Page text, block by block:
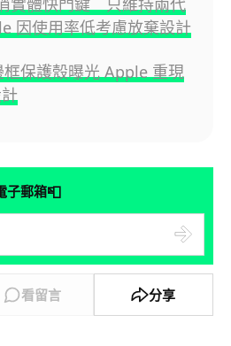
實體快門鍵 只維持兩代
因使用率低考慮放棄設計
保護殼曝光 Apple 重現
子郵箱📮
看留言 分享